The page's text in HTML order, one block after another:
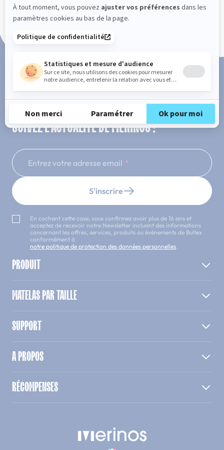
Paiement en 3x ou 4x sans frais
SUIVEZ L'ACTUALITÉ DE MERINOS !
Entrez votre adresse email
S'inscrire
En cochant cette case, vous confirmez avoir plus de 16 ans et
acceptez de recevoir notre Newsletter incluant des informations
concernant les offres, services, produits ou évènements de Bultex
conformément à
notre politique de protection des données personnelles.
PRODUIT
MATELAS PAR TAILLE
SUPPORT
A PROPOS
RÉCOMPENSES